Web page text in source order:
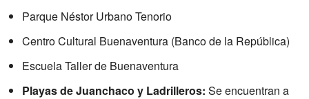
Parque Néstor Urbano Tenorio
Centro Cultural Buenaventura (Banco de la República)
Escuela Taller de Buenaventura
Playas de Juanchaco y Ladrilleros: Se encuentran a